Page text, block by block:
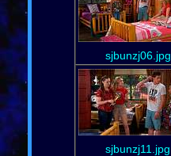
sjbunzj06.jpg
sjbunzj11.jpg